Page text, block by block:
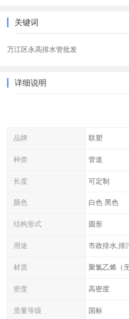
关键词
万江区永高排水管批发
详细说明
品牌 联塑
种类 管道
长度 可定制
颜色 白色 黑色
结构形式 圆形
用途 市政排水,排
材质 聚氯乙烯（无
密度 高密度
质量等级 国标